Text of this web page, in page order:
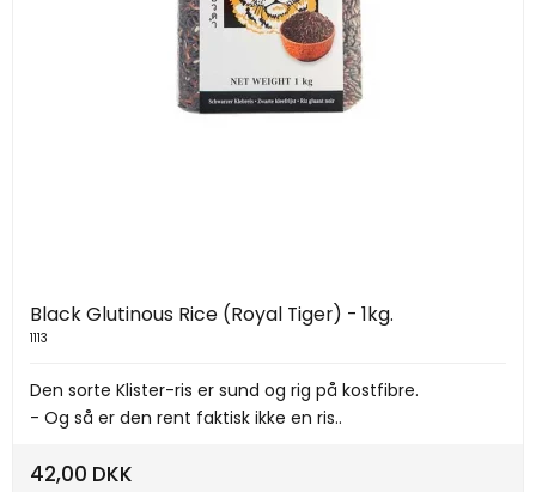
Black Glutinous Rice (Royal Tiger) - 1kg.
1113
Den sorte Klister-ris er sund og rig på kostfibre.
- Og så er den rent faktisk ikke en ris..
42,00 DKK